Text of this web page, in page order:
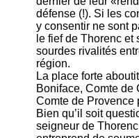
défense (!). Si les
y consentir ne sont
le fief de Thorenc et
sourdes rivalités
région.
La place forte
Boniface, Comte de
Comte de Provence
Bien qu’il soit
seigneur de